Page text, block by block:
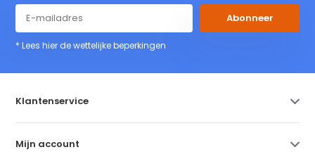
Abonneer
* Lees hier de wettelijke beperkingen
Klantenservice
Mijn account